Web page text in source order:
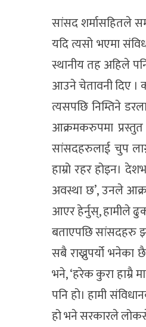
सांसद शर्मासहितले
यदि त्यसो भएमा
स्थानीय तह अहिले
आउने चेतावनी दिए ।
त्यसपछि निम्तिने
आक्रमकरुपमा
सांसदहरुलाई चुप
हाम्रो रहर होइन।
अवस्था छ’, उनले
आएर हेर्नुस्, हामीले
बताएपछि सांसदहरु
सबै राख्नुपर्यो भनेका
भने, ‘हरेक कुरा हाम्रै
पनि हो। हामी
हो भने सरकारले